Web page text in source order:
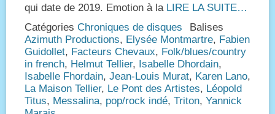
qui date de 2019. Emotion à la LIRE LA SUITE…
Catégories Chroniques de disques
Balises
Azimuth Productions, Elysée Montmartre, Fabien
Guidollet, Facteurs Chevaux, Folk/blues/country
in french, Helmut Tellier, Isabelle Dhordain,
Isabelle Fhordain, Jean-Louis Murat, Karen Lano,
La Maison Tellier, Le Pont des Artistes, Léopold
Titus, Messalina, pop/rock indé, Triton, Yannick